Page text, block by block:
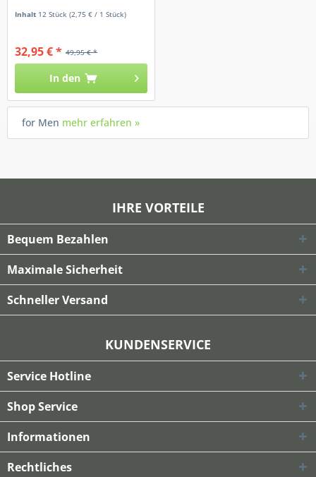
Inhalt 12 Stück(2,75 € / 1 Stück)
49,95 € *
32,95 € *
In den
for Men mehr erfahren »
IHRE VORTEILE
Bequem Bezahlen
Maximale Sicherheit
Schneller Versand
KUNDENSERVICE
Service Hotline
Shop Service
Informationen
Rechtliches